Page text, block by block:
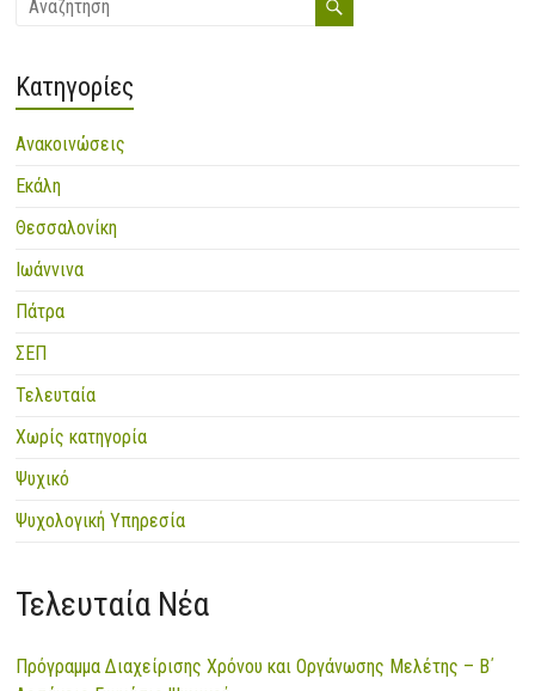
Kατηγορίες
Ανακοινώσεις
Εκάλη
Θεσσαλονίκη
Ιωάννινα
Πάτρα
ΣΕΠ
Τελευταία
Χωρίς κατηγορία
Ψυχικό
Ψυχολογική Υπηρεσία
Τελευταία Νέα
Πρόγραμμα Διαχείρισης Χρόνου και Οργάνωσης Μελέτης – Β΄